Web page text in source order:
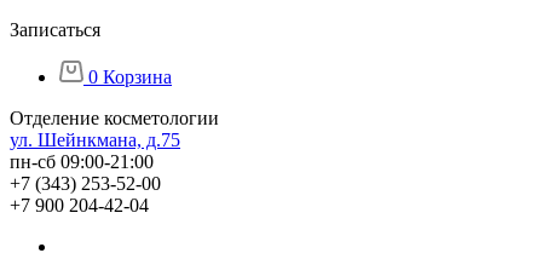
Записаться
0 Корзина
Отделение косметологии
ул. Шейнкмана, д.75
пн-сб 09:00-21:00
+7 (343) 253-52-00
+7 900 204-42-04